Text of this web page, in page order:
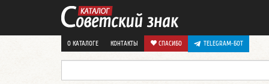
О КАТАЛОГЕ КОНТАКТЫ СПАСИБО TELEGRAM-БОТ